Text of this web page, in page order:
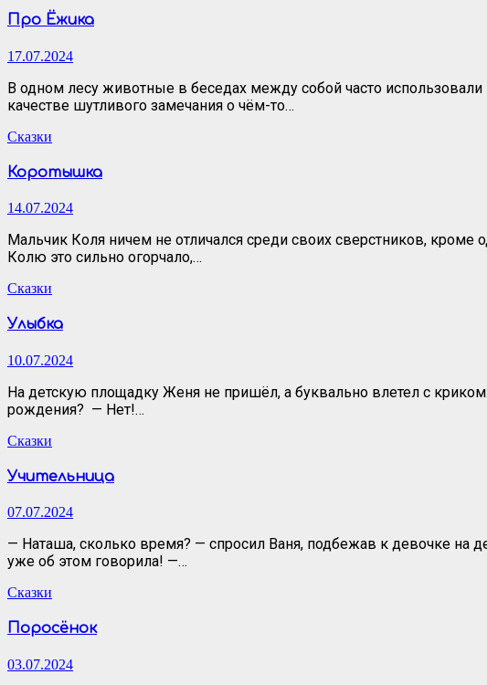
Про Ёжика
17.07.2024
В одном лесу животные в беседах между собой часто
качестве шутливого замечания о чём-то…
Сказки
Коротышка
14.07.2024
Мальчик Коля ничем не отличался среди своих сверстников,
Колю это сильно огорчало,…
Сказки
Улыбка
10.07.2024
На детскую площадку Женя не пришёл, а буквально влетел с
рождения? — Нет!…
Сказки
Учительница
07.07.2024
— Наташа, сколько время? — спросил Ваня, подбежав к девочке на
уже об этом говорила! —…
Сказки
Поросёнок
03.07.2024